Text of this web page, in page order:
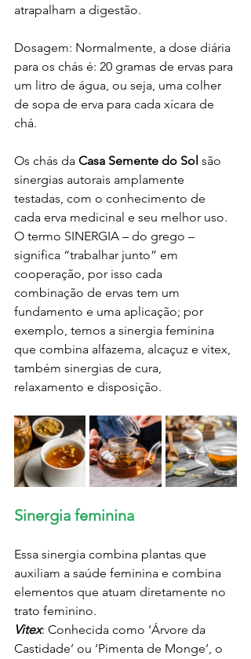
atrapalham a digestão.
Dosagem: Normalmente, a dose diária
para os chás é: 20 gramas de ervas para
um litro de água, ou seja, uma colher
de sopa de erva para cada xícara de
chá.
Os chás da Casa Semente do Sol são
sinergias autorais amplamente
testadas, com o conhecimento de
cada erva medicinal e seu melhor uso.
O termo SINERGIA – do grego –
significa “trabalhar junto” em
cooperação, por isso cada
combinação de ervas tem um
fundamento e uma aplicação; por
exemplo, temos a sinergia feminina
que combina alfazema, alcaçuz e vitex,
também sinergias de cura,
relaxamento e disposição.
Sinergia feminina
Essa sinergia combina plantas que
auxiliam a saúde feminina e combina
elementos que atuam diretamente no
trato feminino.
Vitex: Conhecida como ‘Árvore da
Castidade’ ou ‘Pimenta de Monge’, o